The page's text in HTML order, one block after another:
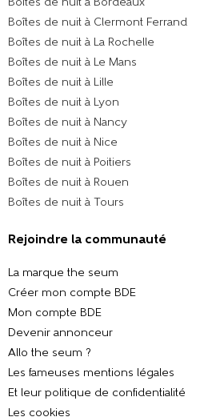
Boîtes de nuit à Bordeaux
Boîtes de nuit à Clermont Ferrand
Boîtes de nuit à La Rochelle
Boîtes de nuit à Le Mans
Boîtes de nuit à Lille
Boîtes de nuit à Lyon
Boîtes de nuit à Nancy
Boîtes de nuit à Nice
Boîtes de nuit à Poitiers
Boîtes de nuit à Rouen
Boîtes de nuit à Tours
Rejoindre la communauté
La marque the seum
Créer mon compte BDE
Mon compte BDE
Devenir annonceur
Allo the seum ?
Les fameuses mentions légales
Et leur politique de confidentialité
Les cookies